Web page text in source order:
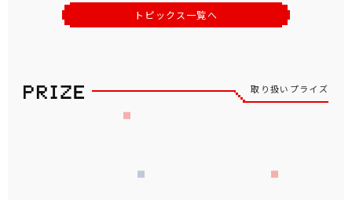
トピックス一覧へ
取り扱いプライズ